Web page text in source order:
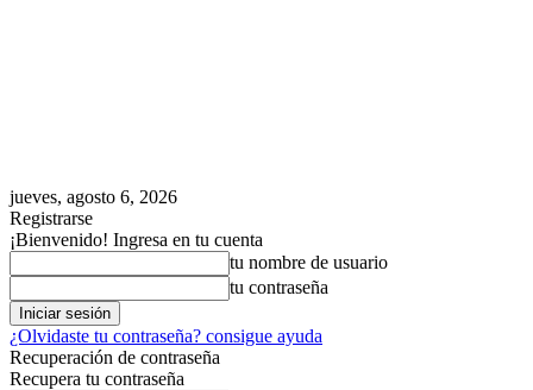
jueves, agosto 6, 2026
Registrarse
¡Bienvenido! Ingresa en tu cuenta
tu nombre de usuario
tu contraseña
¿Olvidaste tu contraseña? consigue ayuda
Recuperación de contraseña
Recupera tu contraseña